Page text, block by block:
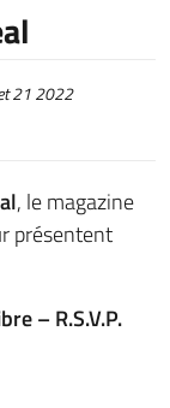
21 2022
, le magazine
r présentent
– R.S.V.P.